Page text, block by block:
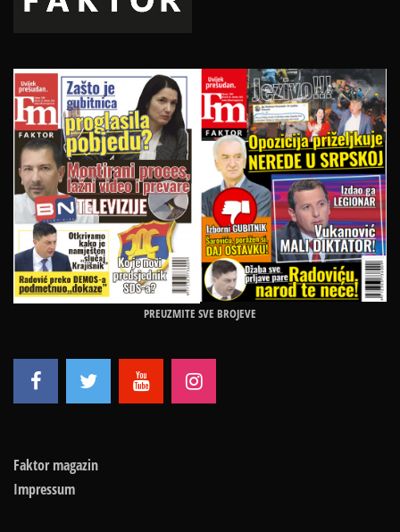
PREUZMITE SVE BROJEVE
Faktor magazin
Impressum